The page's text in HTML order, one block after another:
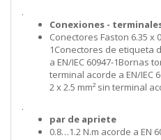
.
Conexiones -
Conectores Faston 6.35 x
1Conectores de etiqueta
a EN/IEC 60947-1Bornas
terminal acorde a EN/IEC
2 x 2.5 mm² sin terminal
.
par de apriete
0.8…1.2 N.m acorde a EN